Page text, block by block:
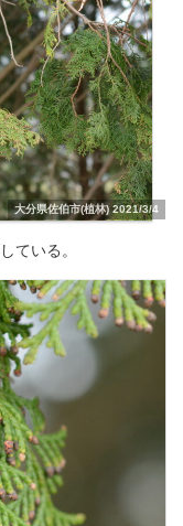
大分県佐伯市(植林) 2021/3/4
ている。